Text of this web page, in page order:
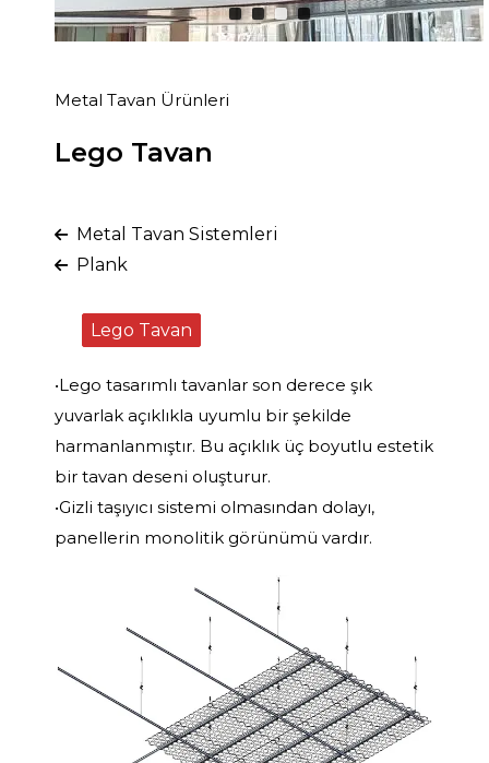
Metal Tavan Ürünleri
Lego Tavan
Metal Tavan Sistemleri
Plank
Lego Tavan
•Lego tasarımlı tavanlar son derece şık
yuvarlak açıklıkla uyumlu bir şekilde
harmanlanmıştır. Bu açıklık üç boyutlu estetik
bir tavan deseni oluşturur.
•Gizli taşıyıcı sistemi olmasından dolayı,
panellerin monolitik görünümü vardır.